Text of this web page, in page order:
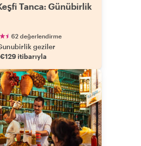
Tanca: Günübirlik
62 değerlendirme
geziler
itibarıyla